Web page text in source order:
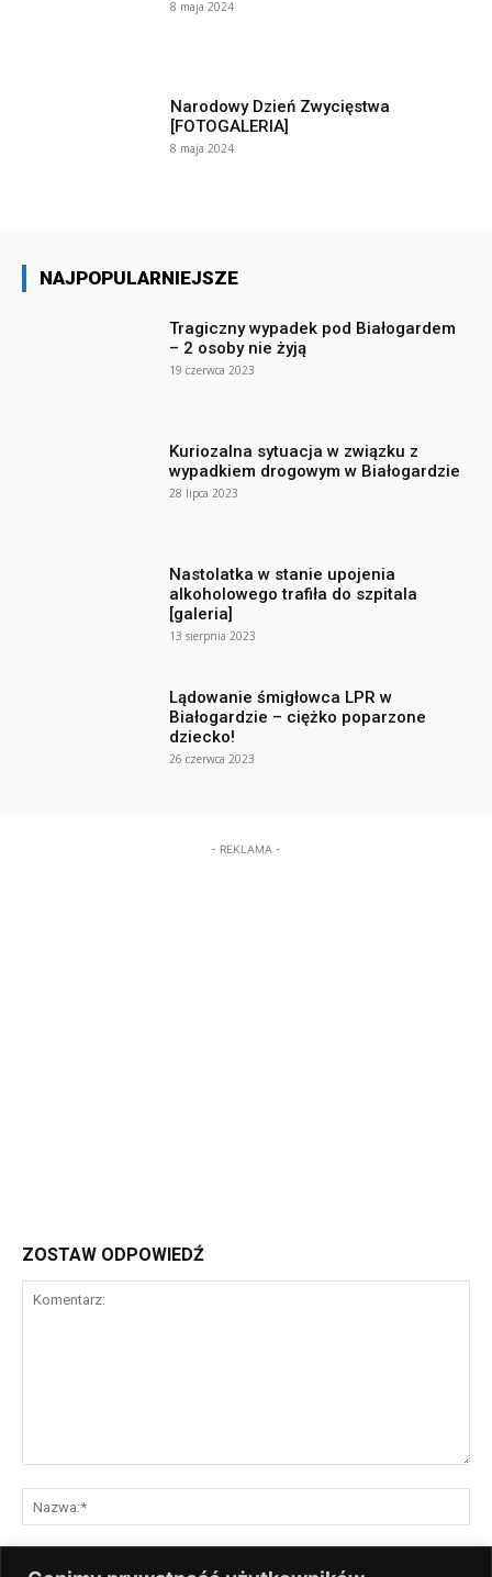
8 maja 2024
Narodowy Dzień Zwycięstwa
[FOTOGALERIA]
8 maja 2024
NAJPOPULARNIEJSZE
Tragiczny wypadek pod Białogardem
– 2 osoby nie żyją
19 czerwca 2023
Kuriozalna sytuacja w związku z
wypadkiem drogowym w Białogardzie
28 lipca 2023
Nastolatka w stanie upojenia
alkoholowego trafiła do szpitala
[galeria]
13 sierpnia 2023
Lądowanie śmigłowca LPR w
Białogardzie – ciężko poparzone
dziecko!
26 czerwca 2023
- REKLAMA -
ZOSTAW ODPOWIEDŹ